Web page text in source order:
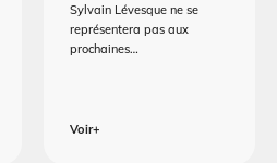
Sylvain Lévesque ne se
représentera pas aux
prochaines…
Voir+